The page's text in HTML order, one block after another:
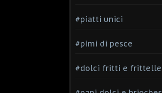
#piatti unici
#pimi di pesce
#dolci fritti e frittelle